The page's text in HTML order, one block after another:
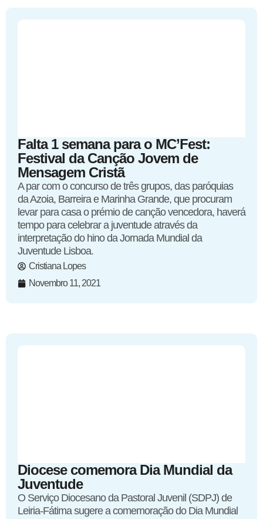
Falta 1 semana para o MC’Fest:
Festival da Canção Jovem de
Mensagem Cristã
A par com o concurso de três grupos, das paróquias
da Azoia, Barreira e Marinha Grande, que procuram
levar para casa o prémio de canção vencedora, haverá
tempo para celebrar a juventude através da
interpretação do hino da Jornada Mundial da
Juventude Lisboa.
Cristiana Lopes
Novembro 11, 2021
Diocese comemora Dia Mundial da
Juventude
O Serviço Diocesano da Pastoral Juvenil (SDPJ) de
Leiria-Fátima sugere a comemoração do Dia Mundial